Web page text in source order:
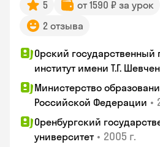
5 от 1590 ₽ за урок
2 отзыва
Орский государственный
институт имени Т.Г.
Министерство
Российской Федерации •
Оренбургский
университет • 2005 г.